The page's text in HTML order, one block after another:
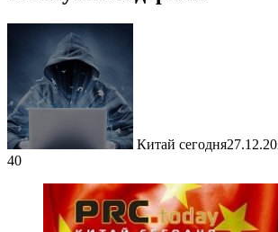
Китай сегодня
40